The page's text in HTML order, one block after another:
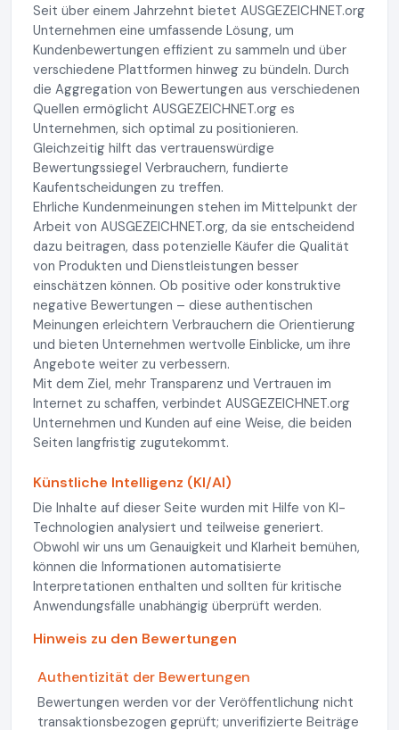
Seit über einem Jahrzehnt bietet AUSGEZEICHNET.org
Unternehmen eine umfassende Lösung, um
Kundenbewertungen effizient zu sammeln und über
verschiedene Plattformen hinweg zu bündeln. Durch
die Aggregation von Bewertungen aus verschiedenen
Quellen ermöglicht AUSGEZEICHNET.org es
Unternehmen, sich optimal zu positionieren.
Gleichzeitig hilft das vertrauenswürdige
Bewertungssiegel Verbrauchern, fundierte
Kaufentscheidungen zu treffen.
Ehrliche Kundenmeinungen stehen im Mittelpunkt der
Arbeit von AUSGEZEICHNET.org, da sie entscheidend
dazu beitragen, dass potenzielle Käufer die Qualität
von Produkten und Dienstleistungen besser
einschätzen können. Ob positive oder konstruktive
negative Bewertungen – diese authentischen
Meinungen erleichtern Verbrauchern die Orientierung
und bieten Unternehmen wertvolle Einblicke, um ihre
Angebote weiter zu verbessern.
Mit dem Ziel, mehr Transparenz und Vertrauen im
Internet zu schaffen, verbindet AUSGEZEICHNET.org
Unternehmen und Kunden auf eine Weise, die beiden
Seiten langfristig zugutekommt.
Künstliche Intelligenz (KI/AI)
Die Inhalte auf dieser Seite wurden mit Hilfe von KI-
Technologien analysiert und teilweise generiert.
Obwohl wir uns um Genauigkeit und Klarheit bemühen,
können die Informationen automatisierte
Interpretationen enthalten und sollten für kritische
Anwendungsfälle unabhängig überprüft werden.
Hinweis zu den Bewertungen
Authentizität der Bewertungen
Bewertungen werden vor der Veröffentlichung nicht
transaktionsbezogen geprüft; unverifizierte Beiträge